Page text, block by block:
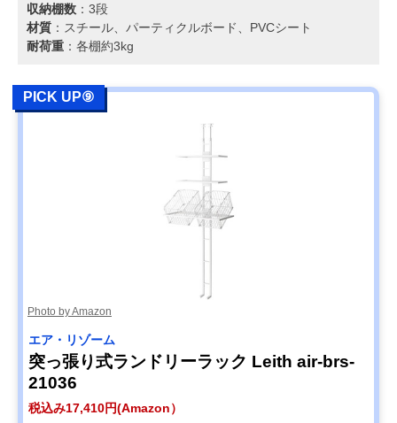
収納棚数 ：3段
材質 ：スチール、パーティクルボード、PVCシート
耐荷重 ：各棚約3kg
PICK UP⑨
Photo by Amazon
エア・リゾーム
突っ張り式ランドリーラック Leith air-brs-
21036
税込み17,410円(Amazon）